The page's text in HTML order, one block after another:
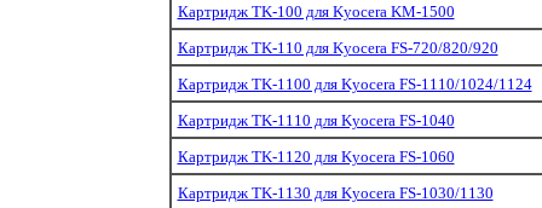
Картридж TK-100 для Kyocera KM-1500
Картридж TK-110 для Kyocera FS-720/820/920
Картридж TK-1100 для Kyocera FS-1110/1024/1124
Картридж TK-1110 для Kyocera FS-1040
Картридж TK-1120 для Kyocera FS-1060
Картридж TK-1130 для Kyocera FS-1030/1130